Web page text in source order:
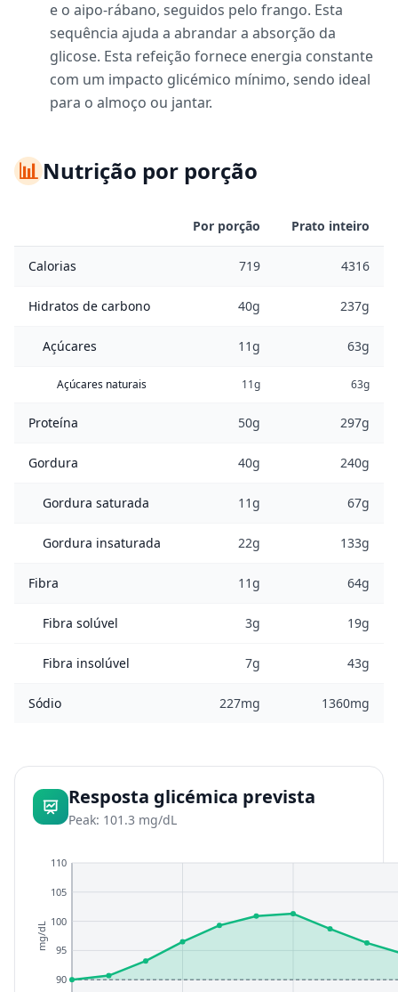
e o aipo-rábano, seguidos pelo frango. Esta
sequência ajuda a abrandar a absorção da
glicose. Esta refeição fornece energia constante
com um impacto glicémico mínimo, sendo ideal
para o almoço ou jantar.
📊Nutrição por porção
Por porção Prato inteiro
Calorias 719 4316
Hidratos de carbono 40g 237g
Açúcares 11g 63g
Açúcares naturais 11g 63g
Proteína 50g 297g
Gordura 40g 240g
Gordura saturada 11g 67g
Gordura insaturada 22g 133g
Fibra 11g 64g
Fibra solúvel 3g 19g
Fibra insolúvel 7g 43g
Sódio 227mg 1360mg
Resposta glicémica prevista
Peak: 101.3 mg/dL
90
95
100
105
110
mg/dL